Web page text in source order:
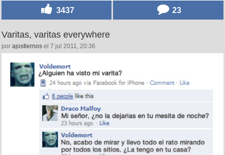
3437 23
Varitas, varitas everywhere
por ajostiernos el 7 jul 2011, 20:36